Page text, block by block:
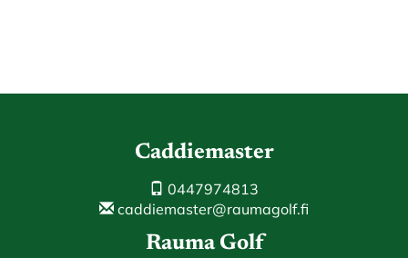
Caddiemaster
0447974813
caddiemaster@raumagolf.fi
Rauma Golf